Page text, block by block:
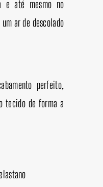
e até mesmo no
ar de descolado
perfeito,
tecido de forma a